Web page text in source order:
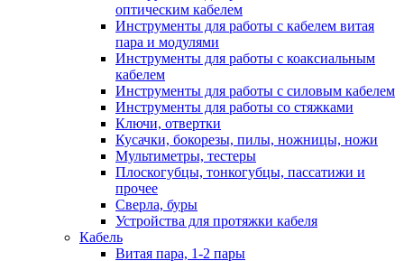
оптическим кабелем
Инструменты для работы с кабелем витая
пара и модулями
Инструменты для работы с коаксиальным
кабелем
Инструменты для работы с силовым кабелем
Инструменты для работы со стяжками
Ключи, отвертки
Кусачки, бокорезы, пилы, ножницы, ножи
Мультиметры, тестеры
Плоскогубцы, тонкогубцы, пассатижи и
прочее
Сверла, буры
Устройства для протяжки кабеля
Кабель
Витая пара, 1-2 пары